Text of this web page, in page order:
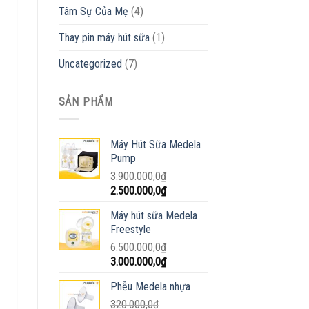
Tâm Sự Của Mẹ (4)
Thay pin máy hút sữa(1)
Uncategorized (7)
SẢN PHẨM
Máy Hút Sữa Medela
Pump
3.900.000,0₫
Giá
là:
3.900.000,0₫.
2.500.000,0₫Giá
tại
2.500.000,0₫.
Máy hút sữa Medela
Freestyle
6.500.000,0₫
Giá
là:
6.500.000,0₫.
3.000.000,0₫Giá
tại
Phễu Medela nhựa
320.000,0₫